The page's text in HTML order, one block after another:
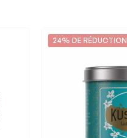
24% DE RÉDUCTION